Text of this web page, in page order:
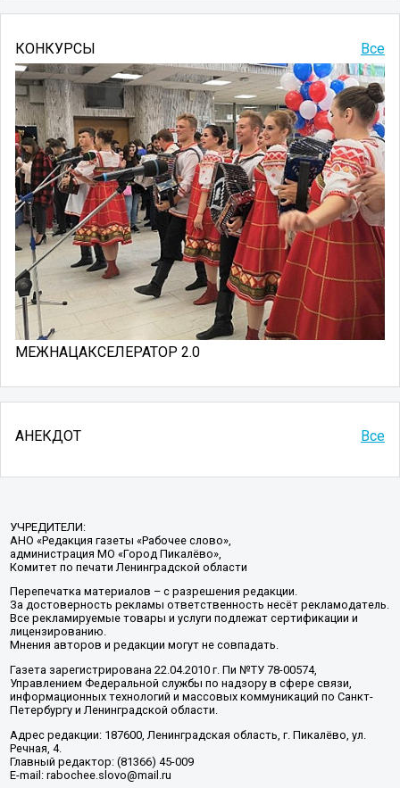
Все
КОНКУРСЫ
МЕЖНАЦАКСЕЛЕРАТОР 2.0
АНЕКДОТ Все
УЧРЕДИТЕЛИ:
АНО «Редакция газеты «Рабочее слово»,
администрация МО «Город Пикалёво»,
Комитет по печати Ленинградской области
Перепечатка материалов – с разрешения редакции.
За достоверность рекламы ответственность несёт рекламодатель.
Все рекламируемые товары и услуги подлежат сертификации и
лицензированию.
Мнения авторов и редакции могут не совпадать.
Газета зарегистрирована 22.04.2010 г. Пи №ТУ 78-00574,
Управлением Федеральной службы по надзору в сфере связи,
информационных технологий и массовых коммуникаций по Санкт-
Петербургу и Ленинградской области.
Адрес редакции: 187600, Ленинградская область, г. Пикалёво, ул.
Речная, 4.
Главный редактор: (81366) 45-009
E-mail: rabochee.slovo@mail.ru